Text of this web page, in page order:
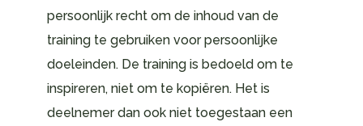
persoonlijk recht om de inhoud van de
training te gebruiken voor persoonlijke
doeleinden. De training is bedoeld om te
inspireren, niet om te kopiëren. Het is
deelnemer dan ook niet toegestaan een